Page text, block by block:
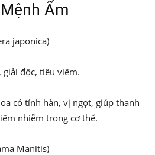
Ẩm
japonica)
giải độc, tiêu viêm.
có tính hàn, vị ngọt, giúp thanh
nhiễm trong cơ thể.
Manitis)